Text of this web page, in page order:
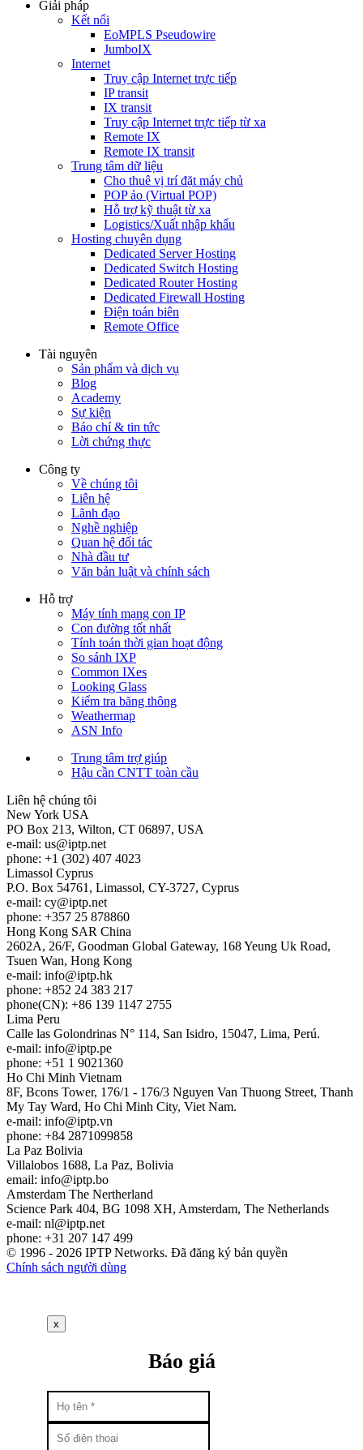
Giải pháp
Kết nối
EoMPLS Pseudowire
JumboIX
Internet
Truy cập Internet trực tiếp
IP transit
IX transit
Truy cập Internet trực tiếp từ xa
Remote IX
Remote IX transit
Trung tâm dữ liệu
Cho thuê vị trí đặt máy chủ
POP ảo (Virtual POP)
Hỗ trợ kỹ thuật từ xa
Logistics/Xuất nhập khẩu
Hosting chuyên dụng
Dedicated Server Hosting
Dedicated Switch Hosting
Dedicated Router Hosting
Dedicated Firewall Hosting
Điện toán biên
Remote Office
Tài nguyên
Sản phẩm và dịch vụ
Blog
Academy
Sự kiện
Báo chí & tin tức
Lời chứng thực
Công ty
Về chúng tôi
Liên hệ
Lãnh đạo
Nghề nghiệp
Quan hệ đối tác
Nhà đầu tư
Văn bản luật và chính sách
Hỗ trợ
Máy tính mạng con IP
Con đường tốt nhất
Tính toán thời gian hoạt động
So sánh IXP
Common IXes
Looking Glass
Kiểm tra băng thông
Weathermap
ASN Info
Trung tâm trợ giúp
Hậu cần CNTT toàn cầu
Liên hệ chúng tôi
New York USA
PO Box 213, Wilton, CT 06897, USA
e-mail: us
iptp.net
phone: +1 (302) 407 4023
Limassol Cyprus
P.O. Box 54761, Limassol, CY-3727, Cyprus
e-mail: cy
iptp.net
phone: +357 25 878860
Hong Kong SAR China
2602A, 26/F, Goodman Global Gateway, 168 Yeung Uk Road,
Tsuen Wan, Hong Kong
e-mail: info
iptp.hk
phone: +852 24 383 217
phone(CN): +86 139 1147 2755
Lima Peru
Calle las Golondrinas N° 114, San Isidro, 15047, Lima, Perú.
e-mail: info
iptp.pe
phone: +51 1 9021360
Ho Chi Minh Vietnam
8F, Bcons Tower, 176/1 - 176/3 Nguyen Van Thuong Street, Thanh
My Tay Ward, Ho Chi Minh City, Viet Nam.
e-mail: info
iptp.vn
phone: +84 2871099858
La Paz Bolivia
Villalobos 1688, La Paz, Bolivia
email: info
iptp.bo
Amsterdam The Nertherland
Science Park 404, BG 1098 XH, Amsterdam, The Netherlands
e-mail: nl
iptp.net
phone: +31 207 147 499
© 1996 - 2026 IPTP Networks. Đã đăng ký bản quyền
Chính sách người dùng
x
Báo giá